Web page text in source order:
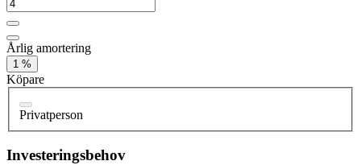
Årlig amortering
1 %
Köpare
Privatperson
Investeringsbehov